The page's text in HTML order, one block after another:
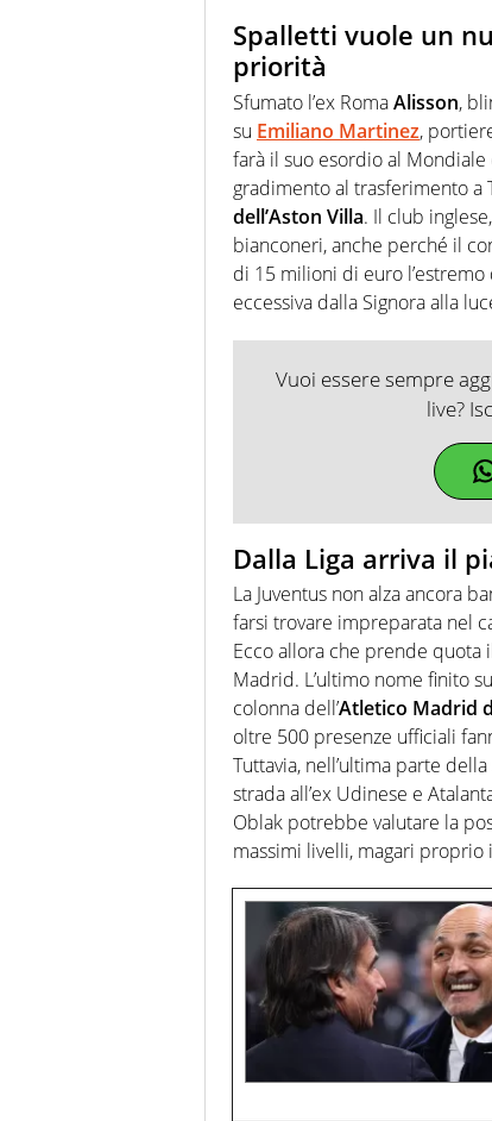
Spalletti vuole un
priorità
Sfumato l’ex RomaAlisson,
su Emiliano Martinez,
farà il suo esordio al Mondiale
gradimento al trasferimento a
dell’Aston Villa. Il club
bianconeri, anche perché il
di 15 milioni di euro
eccessiva dalla Signora alla
Vuoi essere sempre
live?
Dalla Liga arriva il
La Juventus non alza ancora
farsi trovare impreparata nel
Ecco allora che prende quota
Madrid. L’ultimo nome finito
colonna dell’Atletico Madrid
oltre 500 presenze ufficiali
Tuttavia, nell’ultima parte
strada all’ex Udinese e
Oblak potrebbe valutare la
massimi livelli, magari proprio